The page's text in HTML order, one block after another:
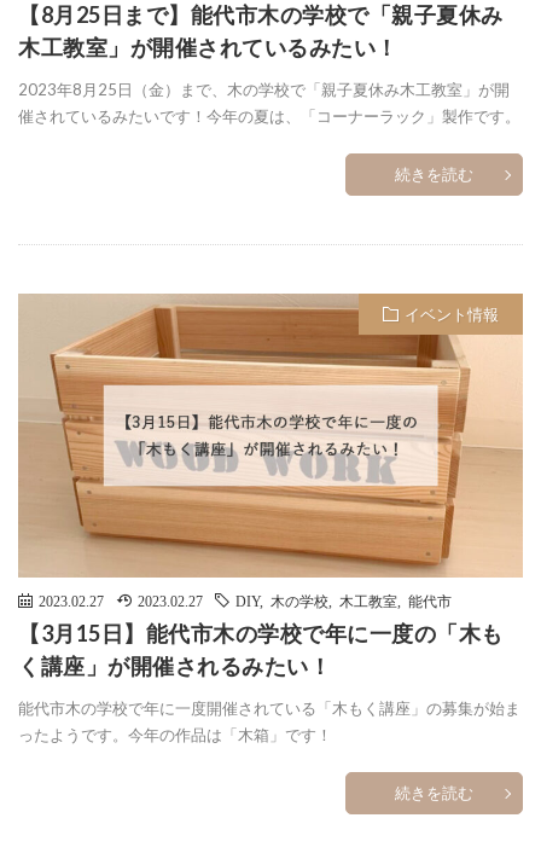
【8月25日まで】能代市木の学校で「親子夏休み
木工教室」が開催されているみたい！
2023年8月25日（金）まで、木の学校で「親子夏休み木工教室」が開
催されているみたいです！今年の夏は、「コーナーラック」製作です。
続きを読む
イベント情報
2023.02.27 2023.02.27 DIY, 木の学校 木工教室 能代市
【3月15日】能代市木の学校で年に一度の「木も
く講座」が開催されるみたい！
能代市木の学校で年に一度開催されている「木もく講座」の募集が始ま
ったようです。今年の作品は「木箱」です！
続きを読む